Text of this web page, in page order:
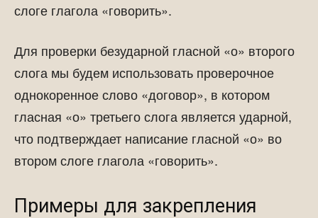
слоге глагола «говорить».
Для проверки безударной гласной «о» второго
слога мы будем использовать проверочное
однокоренное слово «договор», в котором
гласная «о» третьего слога является ударной,
что подтверждает написание гласной «о» во
втором слоге глагола «говорить».
Примеры для закрепления